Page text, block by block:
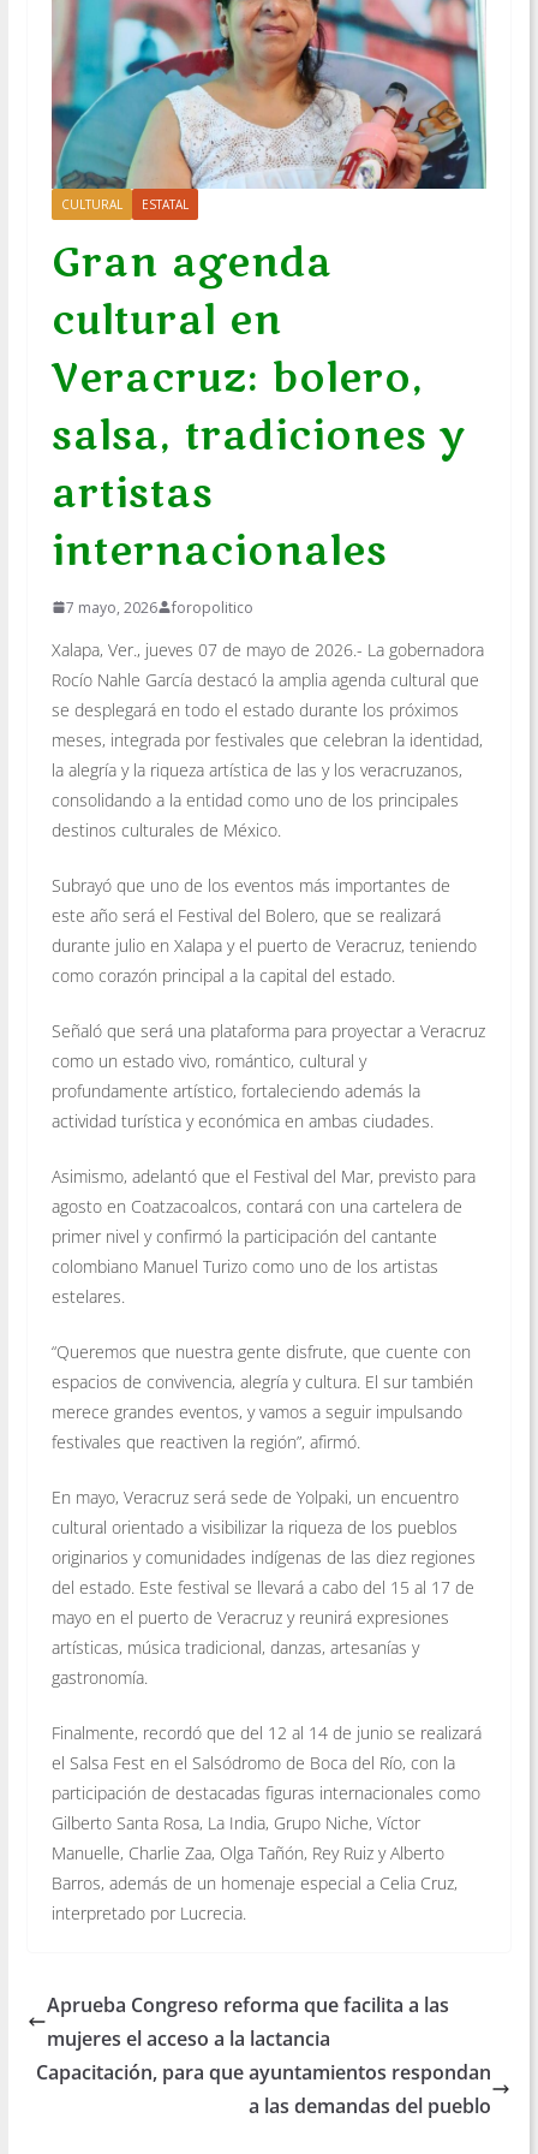
CULTURAL ESTATAL
Gran agenda
cultural en
Veracruz: bolero,
salsa, tradiciones y
artistas
internacionales
7 mayo, 2026 foropolitico
Xalapa, Ver., jueves 07 de mayo de 2026.- La gobernadora
Rocío Nahle García destacó la amplia agenda cultural que
se desplegará en todo el estado durante los próximos
meses, integrada por festivales que celebran la identidad,
la alegría y la riqueza artística de las y los veracruzanos,
consolidando a la entidad como uno de los principales
destinos culturales de México.
Subrayó que uno de los eventos más importantes de
este año será el Festival del Bolero, que se realizará
durante julio en Xalapa y el puerto de Veracruz, teniendo
como corazón principal a la capital del estado.
Señaló que será una plataforma para proyectar a Veracruz
como un estado vivo, romántico, cultural y
profundamente artístico, fortaleciendo además la
actividad turística y económica en ambas ciudades.
Asimismo, adelantó que el Festival del Mar, previsto para
agosto en Coatzacoalcos, contará con una cartelera de
primer nivel y confirmó la participación del cantante
colombiano Manuel Turizo como uno de los artistas
estelares.
“Queremos que nuestra gente disfrute, que cuente con
espacios de convivencia, alegría y cultura. El sur también
merece grandes eventos, y vamos a seguir impulsando
festivales que reactiven la región”, afirmó.
En mayo, Veracruz será sede de Yolpaki, un encuentro
cultural orientado a visibilizar la riqueza de los pueblos
originarios y comunidades indígenas de las diez regiones
del estado. Este festival se llevará a cabo del 15 al 17 de
mayo en el puerto de Veracruz y reunirá expresiones
artísticas, música tradicional, danzas, artesanías y
gastronomía.
Finalmente, recordó que del 12 al 14 de junio se realizará
el Salsa Fest en el Salsódromo de Boca del Río, con la
participación de destacadas figuras internacionales como
Gilberto Santa Rosa, La India, Grupo Niche, Víctor
Manuelle, Charlie Zaa, Olga Tañón, Rey Ruiz y Alberto
Barros, además de un homenaje especial a Celia Cruz,
interpretado por Lucrecia.
Aprueba Congreso reforma que facilita a las
mujeres el acceso a la lactancia
Capacitación, para que ayuntamientos respondan
a las demandas del pueblo